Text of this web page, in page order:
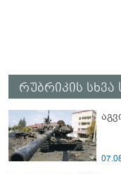
რუბრიკის სხვა